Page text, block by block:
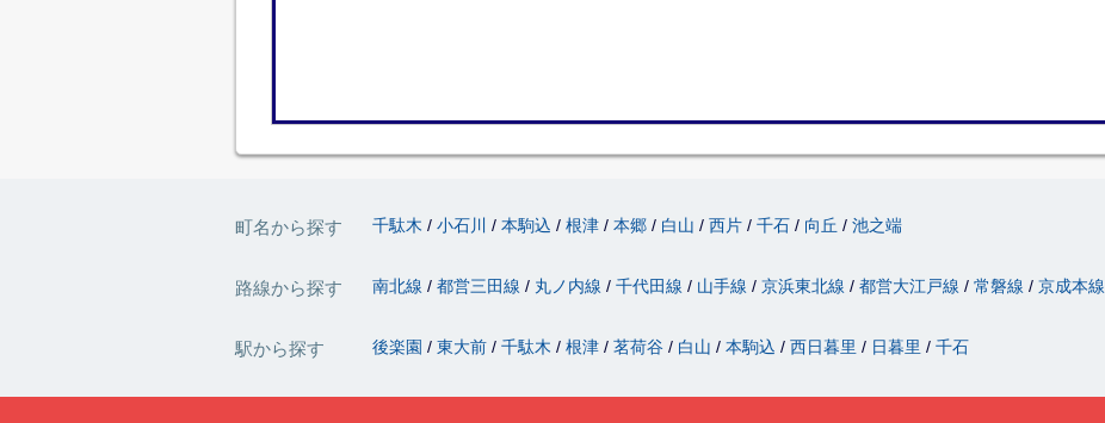
町名から探す 千駄木 小石川 本駒込 根津 本郷 白山 西片 千石 向丘 池之端
路線から探す 南北線 都営三田線 丸ノ内線 千代田線 山手線 京浜東北線 都営大江戸線 常磐線 京成本線
駅から探す 後楽園 東大前 千駄木 根津 茗荷谷 白山 本駒込 西日暮里 日暮里 千石